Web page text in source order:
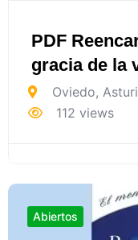
PDF
gracia de la
Oviedo,
112 views
Abiertos